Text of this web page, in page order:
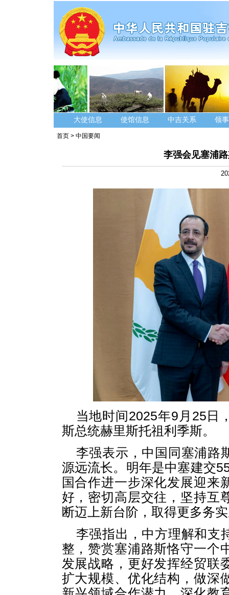
大使信息 使馆信息 中吉关系 领
首页 > 中国要闻
李强会见塞浦
当地时间2025年9月25日
斯总统赫里斯托祖利季斯。
李强表示，中国同塞浦路
源远流长。明年是中塞建交
国合作进一步深化发展迎来
好，密切高层交往，坚持互
断迈上新台阶，取得更多务
李强指出，中方理解和支
整，赞赏塞浦路斯恪守一个
发展战略，更好发挥经贸联
扩大规模、优化结构，做深